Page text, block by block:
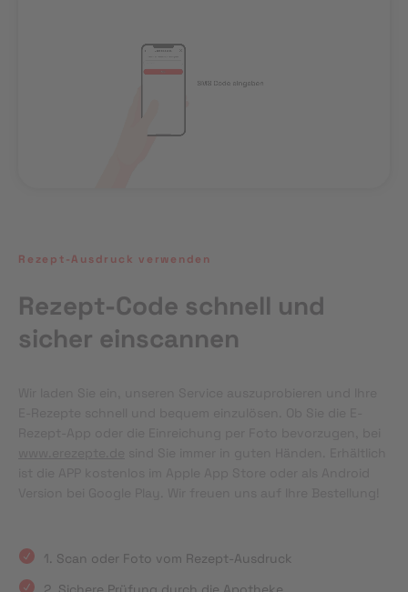
Rezept-Ausdruck verwenden
Rezept-Code schnell und
sicher einscannen
1. Scan oder Foto vom Rezept-Ausdruck